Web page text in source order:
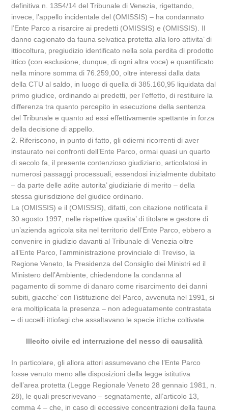
definitiva n. 1354/14 del Tribunale di Venezia, rigettando,
invece, l’appello incidentale del (OMISSIS) – ha condannato
l’Ente Parco a risarcire ai predetti (OMISSIS) e (OMISSIS). Il
danno cagionato da fauna selvatica protetta alla loro attivita’ di
ittiocoltura, pregiudizio identificato nella sola perdita di prodotto
ittico (con esclusione, dunque, di ogni altra voce) e quantificato
nella minore somma di 76.259,00, oltre interessi dalla data
della CTU al saldo, in luogo di quella di 385.160,95 liquidata dal
primo giudice, ordinando ai predetti, per l’effetto, di restituire la
differenza tra quanto percepito in esecuzione della sentenza
del Tribunale e quanto ad essi effettivamente spettante in forza
della decisione di appello.
2. Riferiscono, in punto di fatto, gli odierni ricorrenti di aver
instaurato nei confronti dell’Ente Parco, ormai quasi un quarto
di secolo fa, il presente contenzioso giudiziario, articolatosi in
numerosi passaggi processuali, essendosi inizialmente dubitato
– da parte delle adite autorita’ giudiziarie di merito – della
stessa giurisdizione del giudice ordinario.
La (OMISSIS) e il (OMISSIS), difatti, con citazione notificata il
30 agosto 1997, nelle rispettive qualita’ di titolare e gestore di
un’azienda agricola sita nel territorio dell’Ente Parco, ebbero a
convenire in giudizio davanti al Tribunale di Venezia oltre
all’Ente Parco, l’amministrazione provinciale di Treviso, la
Regione Veneto, la Presidenza del Consiglio dei Ministri ed il
Ministero dell’Ambiente, chiedendone la condanna al
pagamento di somme di danaro come risarcimento dei danni
subiti, giacche’ con l’istituzione del Parco, avvenuta nel 1991, si
era moltiplicata la presenza – non adeguatamente contrastata
– di uccelli ittiofagi che assaltavano le specie ittiche coltivate.
Illecito civile ed interruzione del nesso di causalità
In particolare, gli allora attori assumevano che l’Ente Parco
fosse venuto meno alle disposizioni della legge istitutiva
dell’area protetta (Legge Regionale Veneto 28 gennaio 1981, n.
28), le quali prescrivevano – segnatamente, all’articolo 13,
comma 4 – che, in caso di eccessive concentrazioni della fauna